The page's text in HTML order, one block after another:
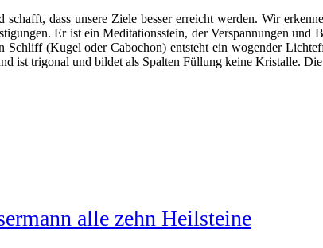
dass unsere Ziele besser erreicht werden. Wir
Er ist ein Meditationsstein, der Verspannungen
Schliff (Kugel oder Cabochon) entsteht ein wogender
ist trigonal und bildet als Spalten Füllung keine Kristalle.
alle zehn Heilsteine